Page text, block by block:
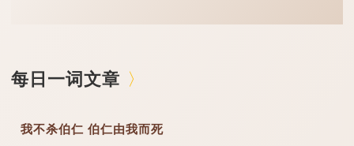
每日一词文章
我不杀伯仁 伯仁由我而死